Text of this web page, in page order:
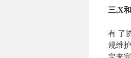
三,X
有 了
规维